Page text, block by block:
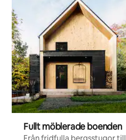
Fullt möblerade boenden